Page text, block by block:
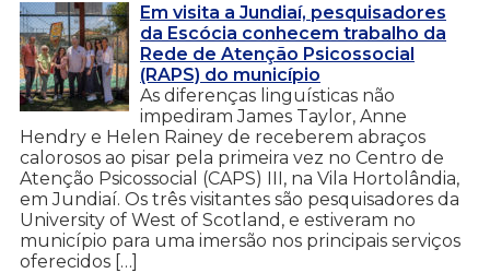
Em visita a Jundiaí, pesquisadores
da Escócia conhecem trabalho da
Rede de Atenção Psicossocial
(RAPS) do município
As diferenças linguísticas não
impediram James Taylor, Anne
Hendry e Helen Rainey de receberem abraços
calorosos ao pisar pela primeira vez no Centro de
Atenção Psicossocial (CAPS) III, na Vila Hortolândia,
em Jundiaí. Os três visitantes são pesquisadores da
University of West of Scotland, e estiveram no
município para uma imersão nos principais serviços
oferecidos […]